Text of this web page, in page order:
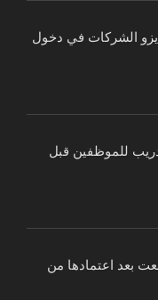
الشركات في دخول
للموظفين قبل
بعد اعتمادها من